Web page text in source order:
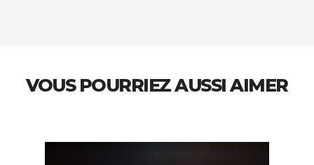
VOUS POURRIEZ AUSSI AIMER